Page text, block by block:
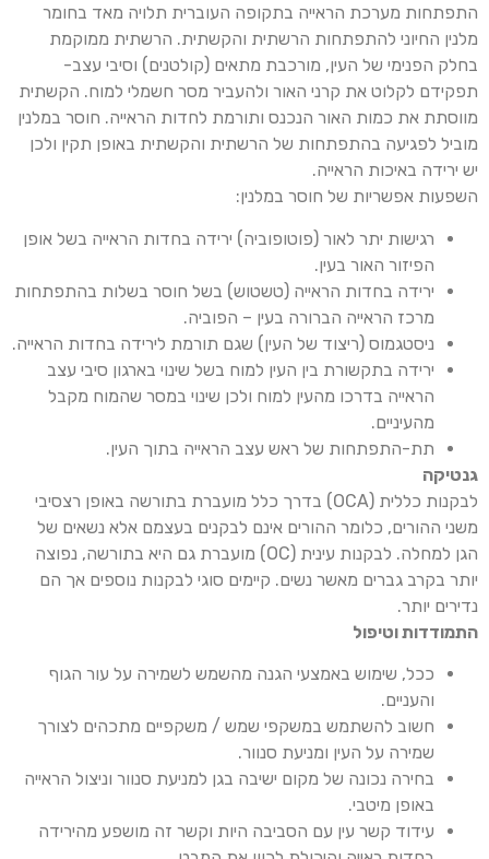
התפתחות מערכת הראייה בתקופה העוברית תלויה מאד בחומר
מלנין החיוני להתפתחות הרשתית והקשתית. הרשתית ממוקמת
בחלק הפנימי של העין, מורכבת מתאים (קולטנים) וסיבי עצב-
תפקידם לקלוט את קרני האור ולהעביר מסר חשמלי למוח. הקשתית
מווסתת את כמות האור הנכנס ותורמת לחדות הראייה. חוסר במלנין
מוביל לפגיעה בהתפתחות של הרשתית והקשתית באופן תקין ולכן
יש ירידה באיכות הראייה.
השפעות אפשריות של חוסר במלנין:
רגישות יתר לאור (פוטופוביה) ירידה בחדות הראייה בשל אופן
הפיזור האור בעין.
ירידה בחדות הראייה (טשטוש) בשל חוסר בשלות בהתפתחות
מרכז הראייה הברורה בעין – הפוביה.
ניסטגמוס (ריצוד של העין) שגם תורמת לירידה בחדות הראייה.
ירידה בתקשורת בין העין למוח בשל שינוי בארגון סיבי עצב
הראייה בדרכו מהעין למוח ולכן שינוי במסר שהמוח מקבל
מהעיניים.
תת-התפתחות של ראש עצב הראייה בתוך העין.
גנטיקה
לבקנות כללית (OCA) בדרך כלל מועברת בתורשה באופן רצסיבי
משני ההורים, כלומר ההורים אינם לבקנים בעצמם אלא נשאים של
הגן למחלה. לבקנות עינית (OC) מועברת גם היא בתורשה, נפוצה
יותר בקרב גברים מאשר נשים. קיימים סוגי לבקנות נוספים אך הם
נדירים יותר.
התמודדות וטיפול
ככל, שימוש באמצעי הגנה מהשמש לשמירה על עור הגוף
והעניים.
חשוב להשתמש במשקפי שמש / משקפיים מתכהים לצורך
שמירה על העין ומניעת סנוור.
בחירה נכונה של מקום ישיבה בגן למניעת סנוור וניצול הראייה
באופן מיטבי.
עידוד קשר עין עם הסביבה היות וקשר זה מושפע מהירידה